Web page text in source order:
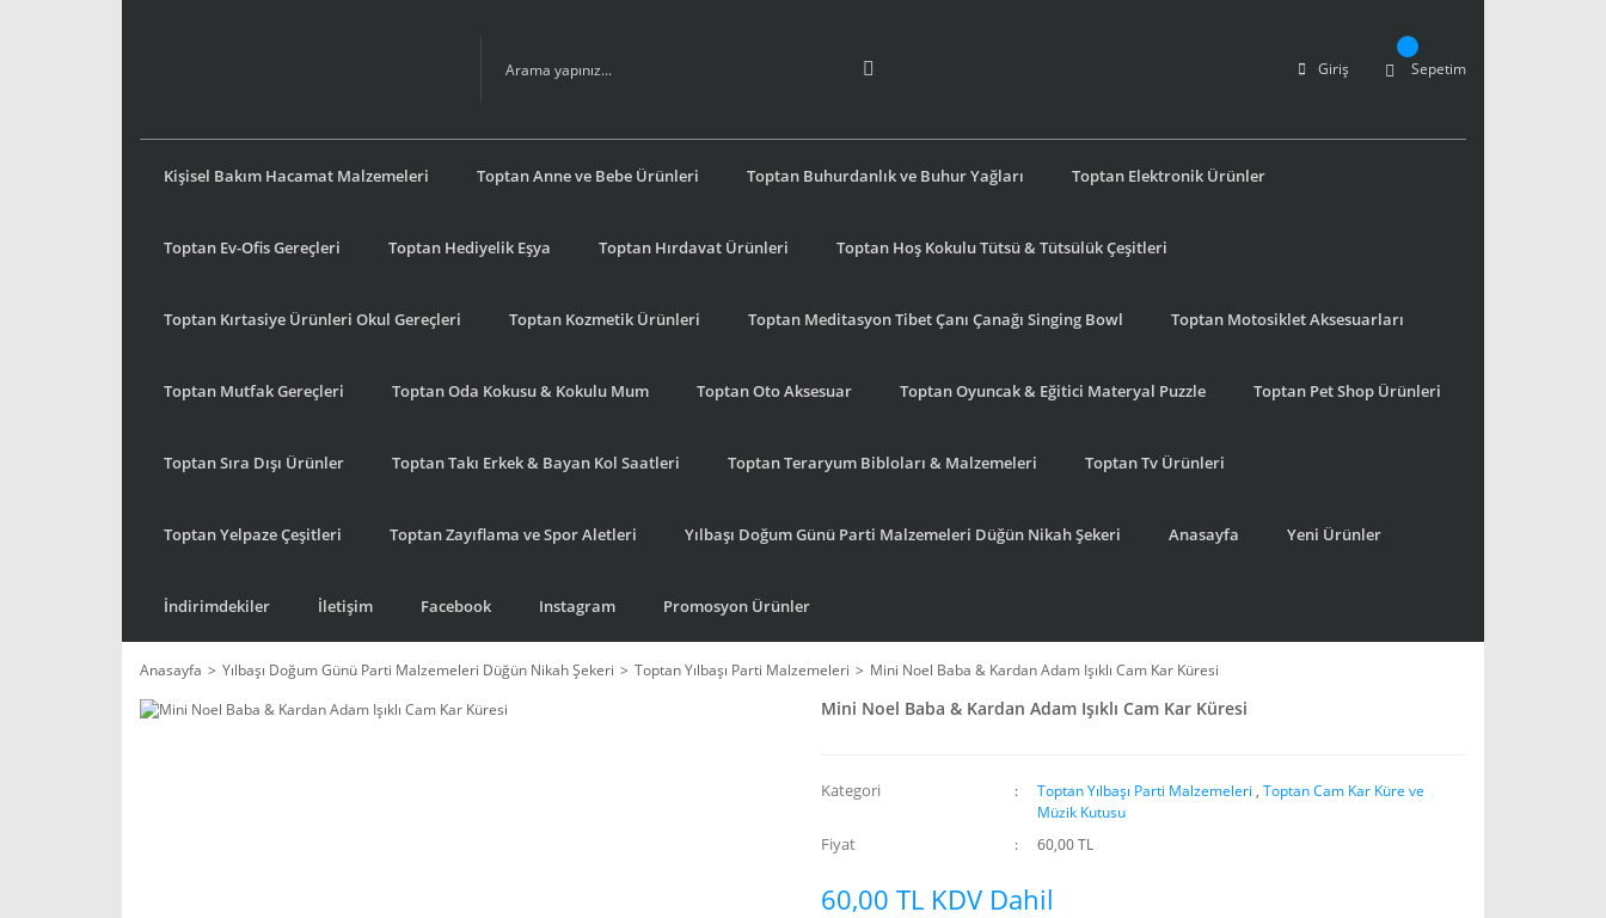
Giriş Sepetim
Kişisel Bakım Hacamat Malzemeleri Toptan Anne ve Bebe Ürünleri Toptan Buhurdanlık ve Buhur Yağları Toptan Elektronik Ürünler
Toptan Ev-Ofis Gereçleri Toptan Hediyelik Eşya Toptan Hırdavat Ürünleri Toptan Hoş Kokulu Tütsü & Tütsülük Çeşitleri
Toptan Kırtasiye Ürünleri Okul Gereçleri Toptan Kozmetik Ürünleri Toptan Meditasyon Tibet Çanı Çanağı Singing Bowl Toptan Motosiklet Aksesuarları
Toptan Mutfak Gereçleri Toptan Oda Kokusu & Kokulu Mum Toptan Oto Aksesuar Toptan Oyuncak & Eğitici Materyal Puzzle Toptan Pet Shop Ürünleri
Toptan Sıra Dışı Ürünler Toptan Takı Erkek & Bayan Kol Saatleri Toptan Teraryum Bibloları & Malzemeleri Toptan Tv Ürünleri
Toptan Yelpaze Çeşitleri Toptan Zayıflama ve Spor Aletleri Yılbaşı Doğum Günü Parti Malzemeleri Düğün Nikah Şekeri Anasayfa Yeni Ürünler
İndirimdekiler İletişim Facebook Instagram Promosyon Ürünler
Anasayfa Yılbaşı Doğum Günü Parti Malzemeleri Düğün Nikah Şekeri Toptan Yılbaşı Parti Malzemeleri Mini Noel Baba & Kardan Adam Işıklı Cam Kar Küresi
Mini Noel Baba & Kardan Adam Işıklı Cam Kar Küresi
Kategori Toptan Yılbaşı Parti Malzemeleri , Toptan Cam Kar Küre ve
Müzik Kutusu
Fiyat 60,00 TL
60,00 TL KDV Dahil